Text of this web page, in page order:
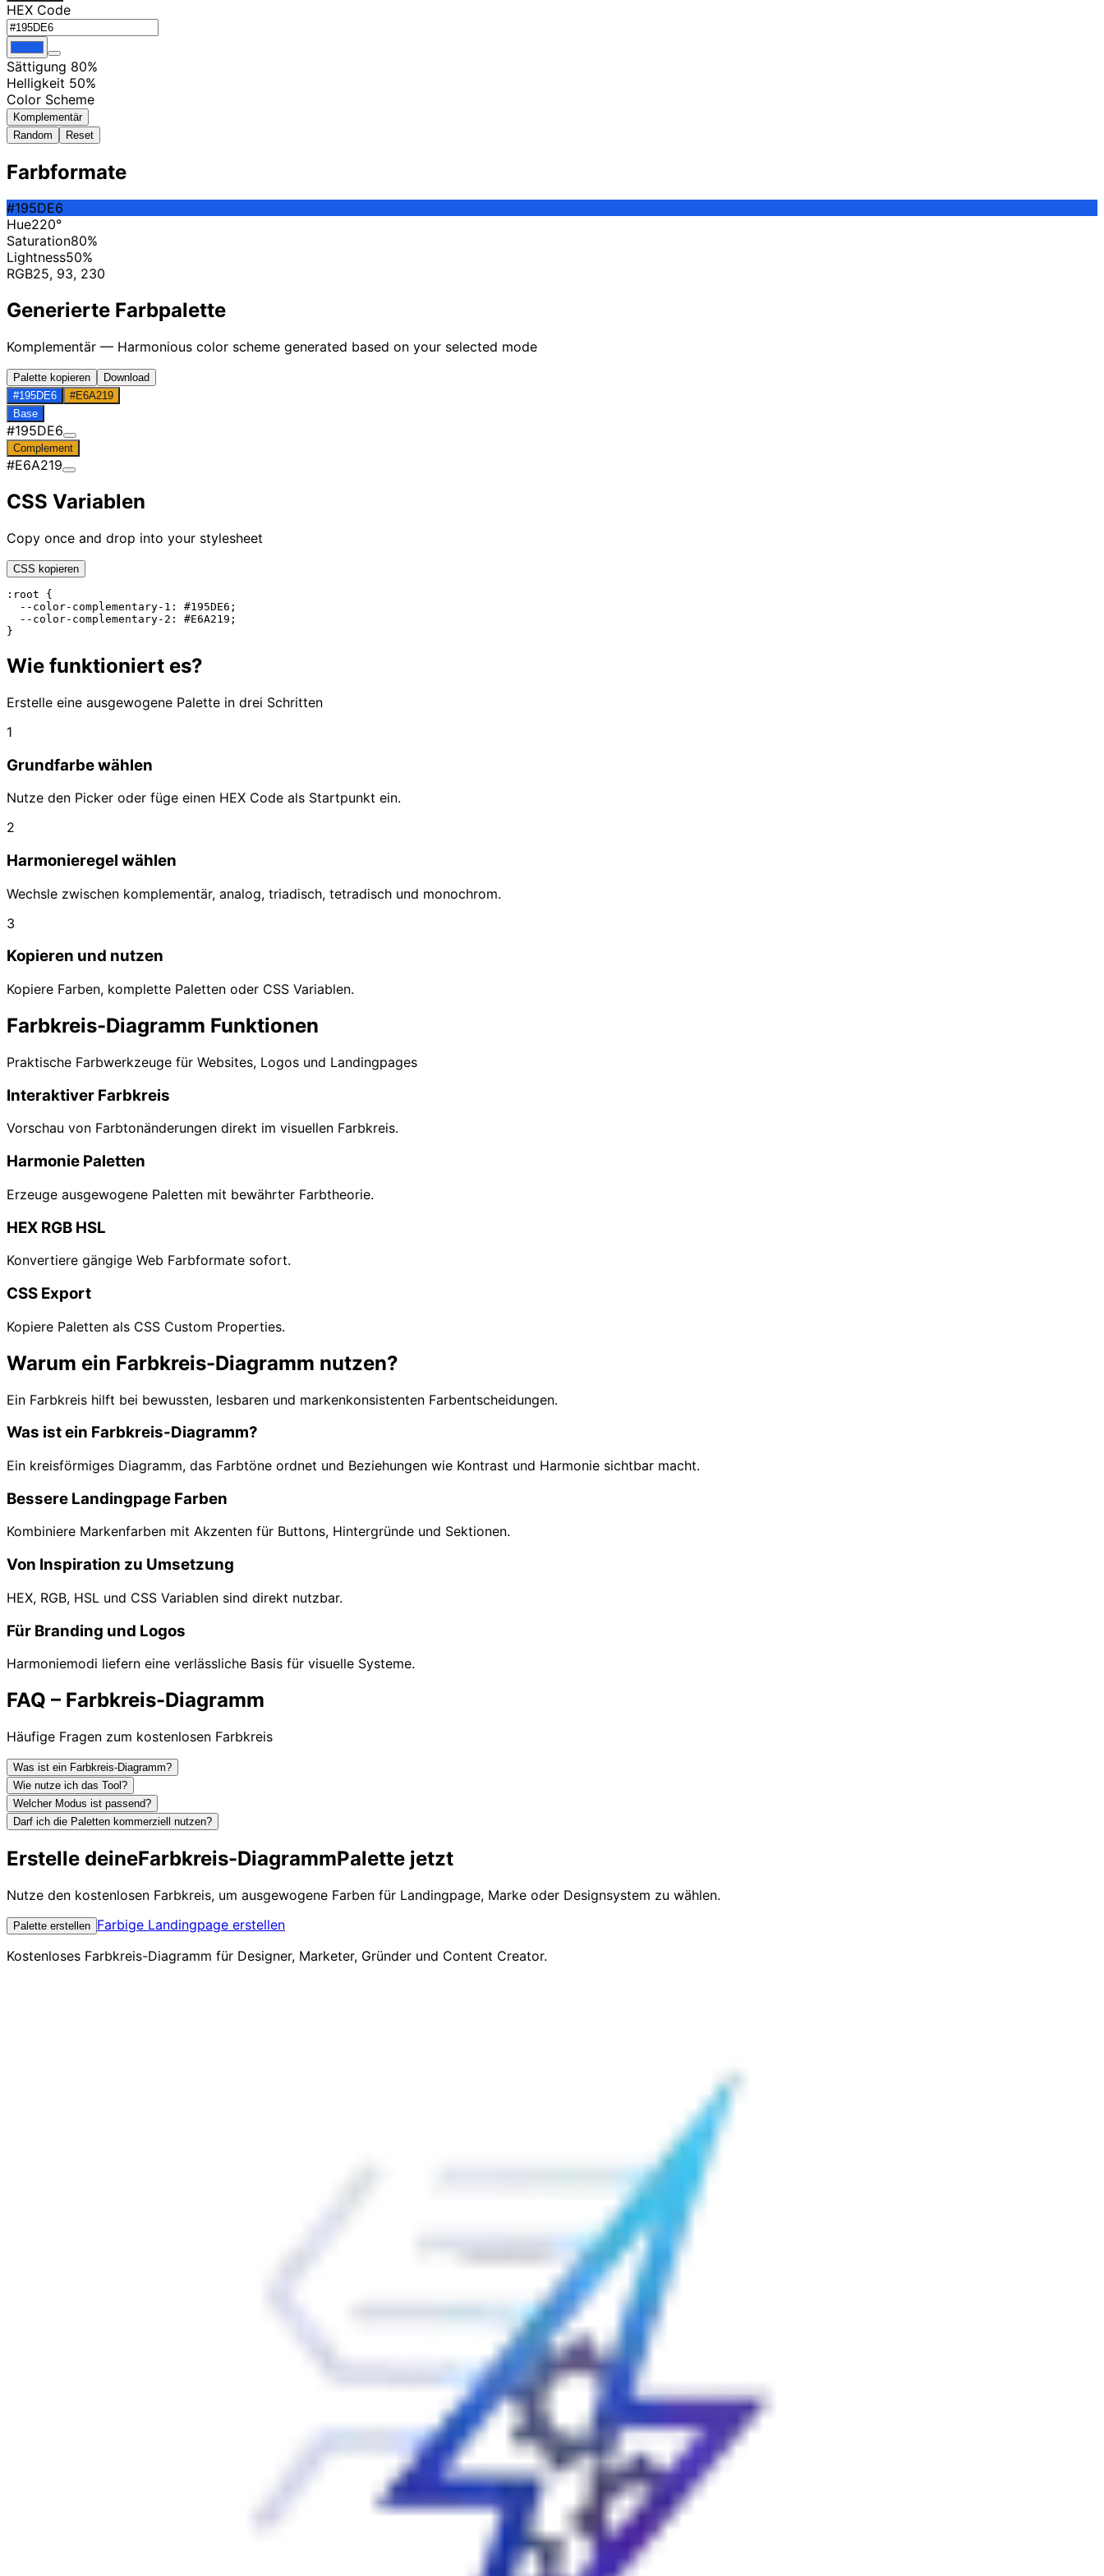
HEX Code
Sättigung 80%
Helligkeit 50%
Color Scheme
Komplementär
Random
Reset
Farbformate
#195DE6
Hue220°
Saturation80%
Lightness50%
RGB25, 93, 230
Generierte Farbpalette
Komplementär — Harmonious color scheme generated based on your selected mode
Palette kopieren
Download
#195DE6
#E6A219
Base
#195DE6
Complement
#E6A219
CSS Variablen
Copy once and drop into your stylesheet
CSS kopieren
:root {
  --color-complementary-1: #195DE6;
  --color-complementary-2: #E6A219;
}
Wie funktioniert es?
Erstelle eine ausgewogene Palette in drei Schritten
1
Grundfarbe wählen
Nutze den Picker oder füge einen HEX Code als Startpunkt ein.
2
Harmonieregel wählen
Wechsle zwischen komplementär, analog, triadisch, tetradisch und monochrom.
3
Kopieren und nutzen
Kopiere Farben, komplette Paletten oder CSS Variablen.
Farbkreis-Diagramm Funktionen
Praktische Farbwerkzeuge für Websites, Logos und Landingpages
Interaktiver Farbkreis
Vorschau von Farbtonänderungen direkt im visuellen Farbkreis.
Harmonie Paletten
Erzeuge ausgewogene Paletten mit bewährter Farbtheorie.
HEX RGB HSL
Konvertiere gängige Web Farbformate sofort.
CSS Export
Kopiere Paletten als CSS Custom Properties.
Warum ein Farbkreis-Diagramm nutzen?
Ein Farbkreis hilft bei bewussten, lesbaren und markenkonsistenten Farbentscheidungen.
Was ist ein Farbkreis-Diagramm?
Ein kreisförmiges Diagramm, das Farbtöne ordnet und Beziehungen wie Kontrast und Harmonie sichtbar macht.
Bessere Landingpage Farben
Kombiniere Markenfarben mit Akzenten für Buttons, Hintergründe und Sektionen.
Von Inspiration zu Umsetzung
HEX, RGB, HSL und CSS Variablen sind direkt nutzbar.
Für Branding und Logos
Harmoniemodi liefern eine verlässliche Basis für visuelle Systeme.
FAQ – Farbkreis-Diagramm
Häufige Fragen zum kostenlosen Farbkreis
Was ist ein Farbkreis-Diagramm?
Wie nutze ich das Tool?
Welcher Modus ist passend?
Darf ich die Paletten kommerziell nutzen?
Erstelle deineFarbkreis-DiagrammPalette jetzt
Nutze den kostenlosen Farbkreis, um ausgewogene Farben für Landingpage, Marke oder Designsystem zu wählen.
Palette erstellen Farbige Landingpage erstellen
Kostenloses Farbkreis-Diagramm für Designer, Marketer, Gründer und Content Creator.